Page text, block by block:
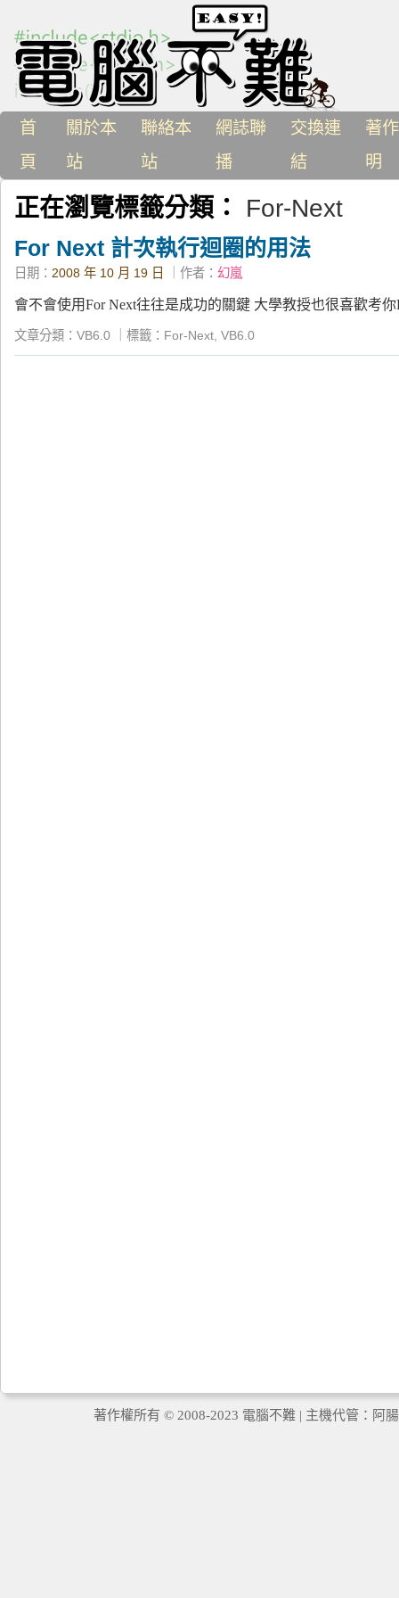
首
頁
關於本
站
聯絡本
站
網誌聯
播
交換連
結
著
明
正在瀏覽標籤分類： For-Next
For Next 計次執行迴圈的用法
日期： 2008 年 10 月 19 日 ｜作者： 幻嵐
會不會使用For Next往往是成功的關鍵 大學教授也很喜歡考
文章分類： VB6.0 標籤： For-Next VB6.0
著作權所有 © 2008-2023 電腦不難 | 主機代管： 阿